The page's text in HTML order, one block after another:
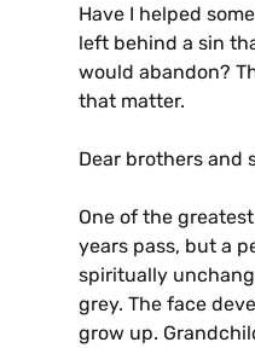
Have I helped
left behind a sin
would abandon?
that matter.
Dear brothers and
One of the
years pass, but a
spiritually
grey. The face
grow up.